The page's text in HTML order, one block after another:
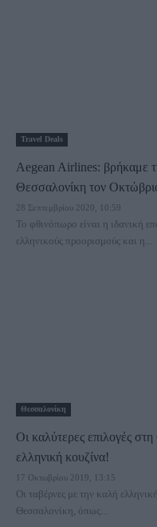
Travel Deals
Aegean Airlines: βρήκαμε
Θεσσαλονίκη τον
28 Σεπτεμβρίου 2020, 10:59
Το φθινόπωρο είναι η ιδανική
ελληνικούς προορισμούς και η...
Θεσσαλονίκη
Οι καλύτερες επιλογές
ελληνική κουζίνα!
17 Οκτωβρίου 2019, 13:15
Οι ταβέρνες με την καλή
Θεσσαλονίκη, όπως...